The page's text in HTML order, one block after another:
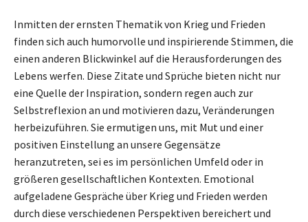
Inmitten der ernsten Thematik von Krieg und Frieden
finden sich auch humorvolle und inspirierende Stimmen, die
einen anderen Blickwinkel auf die Herausforderungen des
Lebens werfen. Diese Zitate und Sprüche bieten nicht nur
eine Quelle der Inspiration, sondern regen auch zur
Selbstreflexion an und motivieren dazu, Veränderungen
herbeizuführen. Sie ermutigen uns, mit Mut und einer
positiven Einstellung an unsere Gegensätze
heranzutreten, sei es im persönlichen Umfeld oder in
größeren gesellschaftlichen Kontexten. Emotional
aufgeladene Gespräche über Krieg und Frieden werden
durch diese verschiedenen Perspektiven bereichert und